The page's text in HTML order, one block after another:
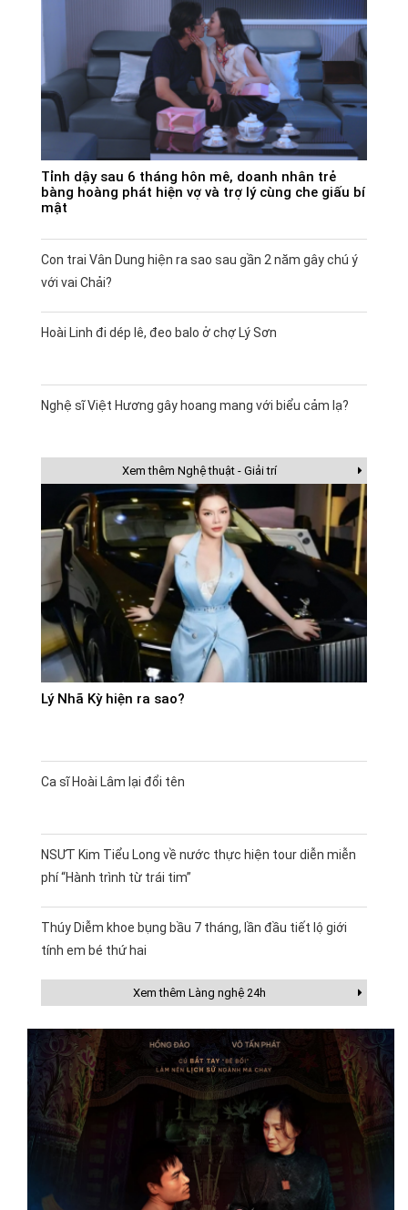
Tỉnh dậy sau 6 tháng hôn mê, doanh nhân trẻ
bàng hoàng phát hiện vợ và trợ lý cùng che giấu bí
mật
Con trai Vân Dung hiện ra sao sau gần 2 năm gây chú ý
với vai Chải?
Hoài Linh đi dép lê, đeo balo ở chợ Lý Sơn
Nghệ sĩ Việt Hương gây hoang mang với biểu cảm lạ?
Xem thêm Nghệ thuật - Giải trí
Lý Nhã Kỳ hiện ra sao?
Ca sĩ Hoài Lâm lại đổi tên
NSƯT Kim Tiểu Long về nước thực hiện tour diễn miễn
phí “Hành trình từ trái tim”
Thúy Diễm khoe bụng bầu 7 tháng, lần đầu tiết lộ giới
tính em bé thứ hai
Xem thêm Làng nghệ 24h